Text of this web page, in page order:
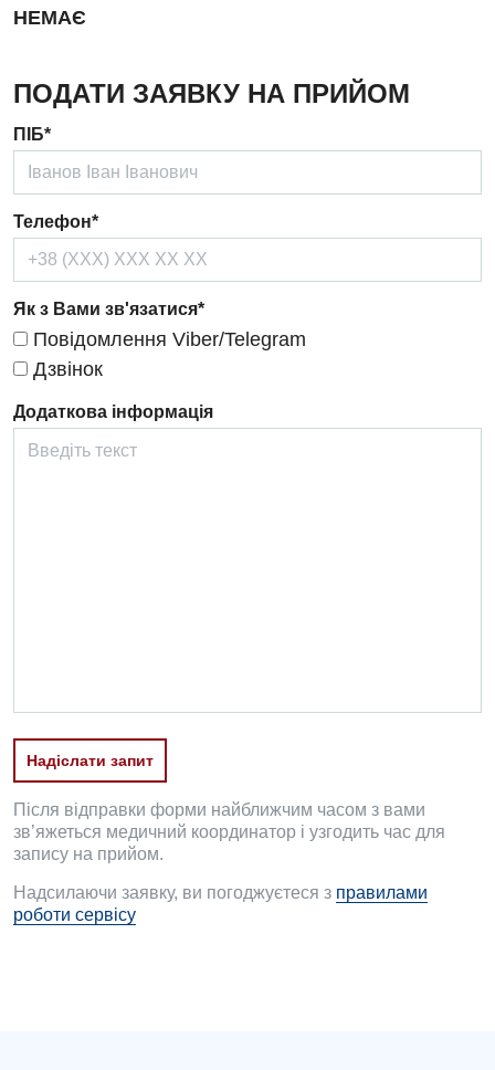
Кардіологія
Мамологія
Неврологія
Нейрохірургія
Онкологічне відділлення
Терапевтичне відділення
Терапія
Травматологічне відділення
Урологічне відділення
НЕМАЄ
ПОДАТИ ЗАЯВКУ НА ПРИЙОМ
ПІБ*
Телефон*
Як з Вами зв'язатися*
Повідомлення Viber/Telegram
Дзвінок
Додаткова інформація
Надіслати запит
Після відправки форми найближчим часом з вами
зв’яжеться медичний координатор і узгодить час для
запису на прийом.
Надсилаючи заявку, ви погоджуєтеся з правилами
роботи сервісу